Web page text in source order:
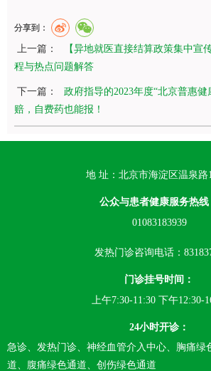
分享到：
上一篇：
【异地就医直接结算政策集中宣
程与热点问题解答
下一篇：
政府指导的2023年度“北京普惠
赔，自费药也能报！
地 址：北京市海淀区温泉路
公众与患者健康服务热线
01083183939
发热门诊咨询电话：
门诊挂号时间：
上午7:30-11:30 下午12:30-
24小时开诊：
急诊、发热门诊、神经血管介入中心、胸痛绿
道、腹痛绿色通道、创伤绿色通道